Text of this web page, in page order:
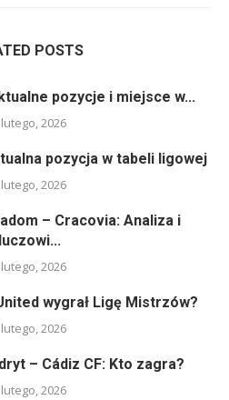
POSTS
pozycje i miejsce w...
lutego, 2026
pozycja w tabeli ligowej
lutego, 2026
– Cracovia: Analiza i
lutego, 2026
wygrał Ligę Mistrzów?
lutego, 2026
– Cádiz CF: Kto zagra?
lutego, 2026